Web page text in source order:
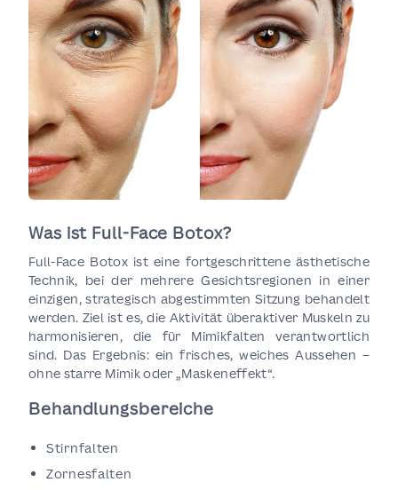
Was ist Full-Face Botox?
Full-Face Botox ist eine fortgeschrittene ästhetische
Technik, bei der mehrere Gesichtsregionen in einer
einzigen, strategisch abgestimmten Sitzung behandelt
werden. Ziel ist es, die Aktivität überaktiver Muskeln zu
harmonisieren, die für Mimikfalten verantwortlich
sind. Das Ergebnis: ein frisches, weiches Aussehen –
ohne starre Mimik oder „Maskeneffekt“.
Behandlungsbereiche
Stirnfalten
Zornesfalten